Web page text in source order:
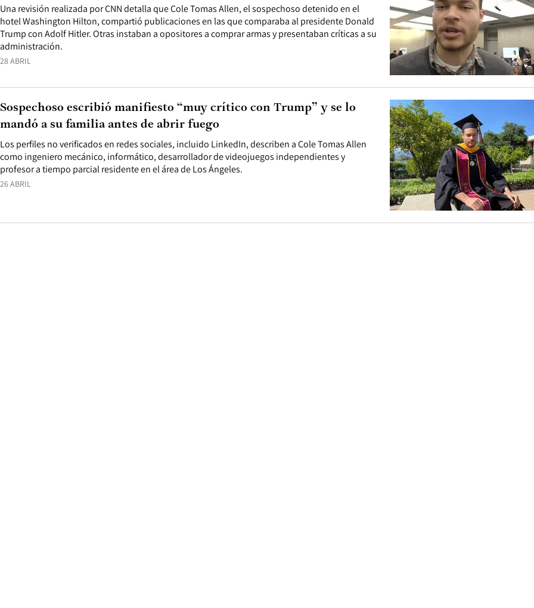
28 ABRIL
Una revisión realizada por CNN detalla que Cole Tomas Allen, el sospechoso detenido en el
hotel Washington Hilton, compartió publicaciones en las que comparaba al presidente Donald
Trump con Adolf Hitler. Otras instaban a opositores a comprar armas y presentaban críticas a su
administración.
26 ABRIL
Los perfiles no verificados en redes sociales, incluido LinkedIn, describen a Cole Tomas Allen
como ingeniero mecánico, informático, desarrollador de videojuegos independientes y
profesor a tiempo parcial residente en el área de Los Ángeles.
Sospechoso escribió manifiesto “muy crítico con Trump” y se lo
mandó a su familia antes de abrir fuego